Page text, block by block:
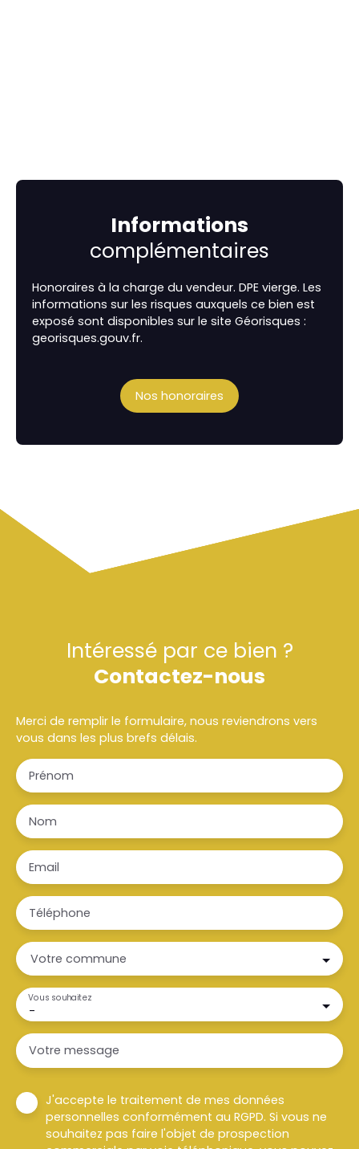
Informations
complémentaires
Honoraires à la charge du vendeur. DPE vierge. Les
informations sur les risques auxquels ce bien est
exposé sont disponibles sur le site Géorisques :
georisques.gouv.fr.
Nos honoraires
Intéressé par ce bien ?
Contactez-nous
Merci de remplir le formulaire, nous reviendrons vers
vous dans les plus brefs délais.
Prénom
Nom
Email
Téléphone
Votre commune
-
Vous souhaitez
Votre message
J'accepte le traitement de mes données
personnelles conformément au RGPD. Si vous ne
souhaitez pas faire l'objet de prospection